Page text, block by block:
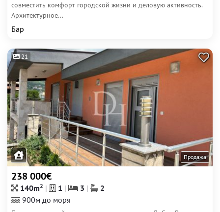
совместить комфорт городской жизни и деловую активность.
Архитектурное...
Бар
21
Продажа
238 000€
140m2 1 3
2
900м до моря